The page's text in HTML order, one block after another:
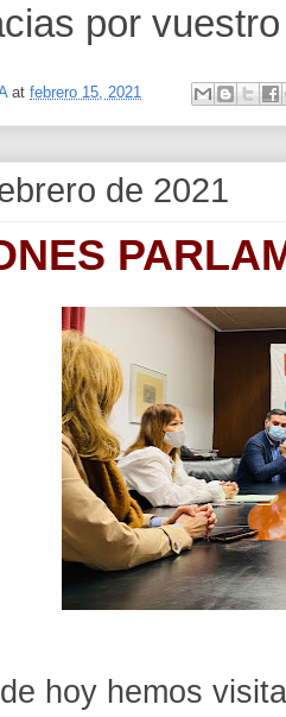
por
at febrero 15, 2021
de 2021
hoy hemos